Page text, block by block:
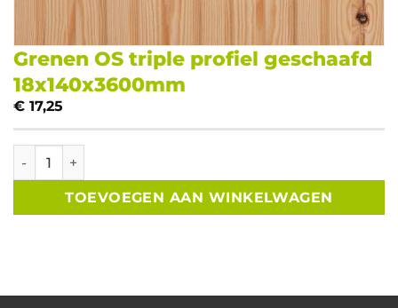
Grenen OS triple profiel geschaafd
18x140x3600mm
€ 17,25
Grenen OS triple profiel geschaafd 18x140x3600mm aantal
TOEVOEGEN AAN WINKELWAGEN